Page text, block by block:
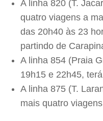
A linha 820 (T.
quatro viagens a
das 20h40 às 23
partindo de
A linha 854 (Praia
19h15 e 22h45,
A linha 875 (T.
mais quatro